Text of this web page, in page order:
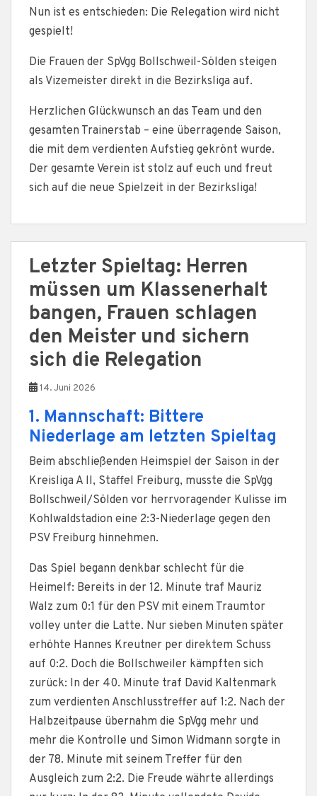
Nun ist es entschieden: Die Relegation wird nicht
gespielt!
Die Frauen der SpVgg Bollschweil-Sölden steigen
als Vizemeister direkt in die Bezirksliga auf.
Herzlichen Glückwunsch an das Team und den
gesamten Trainerstab – eine überragende Saison,
die mit dem verdienten Aufstieg gekrönt wurde.
Der gesamte Verein ist stolz auf euch und freut
sich auf die neue Spielzeit in der Bezirksliga!
Letzter Spieltag: Herren
müssen um Klassenerhalt
bangen, Frauen schlagen
den Meister und sichern
sich die Relegation
14. Juni 2026
1. Mannschaft: Bittere
Niederlage am letzten Spieltag
Beim abschließenden Heimspiel der Saison in der
Kreisliga A II, Staffel Freiburg, musste die SpVgg
Bollschweil/Sölden vor herrvoragender Kulisse im
Kohlwaldstadion eine 2:3-Niederlage gegen den
PSV Freiburg hinnehmen.
Das Spiel begann denkbar schlecht für die
Heimelf: Bereits in der 12. Minute traf Mauriz
Walz zum 0:1 für den PSV mit einem Traumtor
volley unter die Latte. Nur sieben Minuten später
erhöhte Hannes Kreutner per direktem Schuss
auf 0:2. Doch die Bollschweiler kämpften sich
zurück: In der 40. Minute traf David Kaltenmark
zum verdienten Anschlusstreffer auf 1:2. Nach der
Halbzeitpause übernahm die SpVgg mehr und
mehr die Kontrolle und Simon Widmann sorgte in
der 78. Minute mit seinem Treffer für den
Ausgleich zum 2:2. Die Freude währte allerdings